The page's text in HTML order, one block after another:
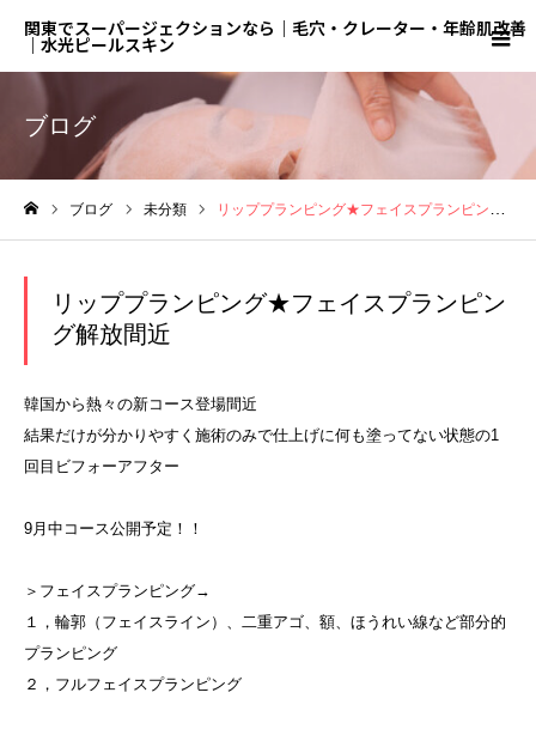
関東でスーパージェクションなら｜毛穴・クレーター・年齢肌改善
｜水光ピールスキン
ブログ
ブログ 未分類 リッププランピング★フェイスプランピング解放間近
リッププランピング★フェイスプランピン
グ解放間近
韓国から熱々の新コース登場間近
結果だけが分かりやすく施術のみで仕上げに何も塗ってない状態の1
回目ビフォーアフター
9月中コース公開予定！！
＞フェイスプランピング→
１，輪郭（フェイスライン）、二重アゴ、額、ほうれい線など部分的
プランピング
２，フルフェイスプランピング